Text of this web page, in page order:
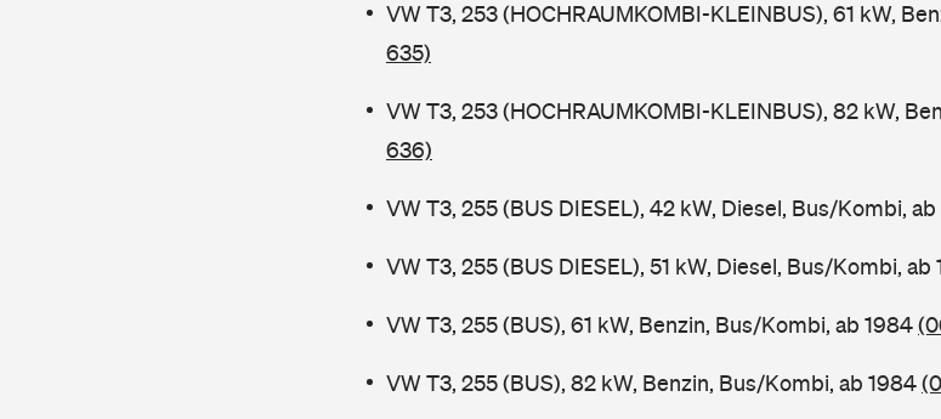
VW T3, 253 (HOCHRAUMKOMBI-KLEINBUS), 61 kW,
635)
VW T3, 253 (HOCHRAUMKOMBI-KLEINBUS), 82 kW,
636)
VW T3, 255 (BUS DIESEL), 42 kW, Diesel, Bus/Kombi,
VW T3, 255 (BUS DIESEL), 51 kW, Diesel, Bus/Kombi, ab
VW T3, 255 (BUS), 61 kW, Benzin, Bus/Kombi, ab 1984
VW T3, 255 (BUS), 82 kW, Benzin, Bus/Kombi, ab 1984